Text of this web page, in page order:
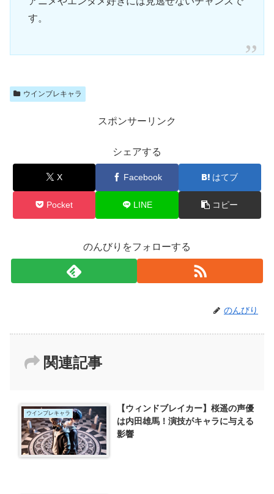
す。
ウインブレキャラ
スポンサーリンク
シェアする
X Facebook はてブ
Pocket LINE コピー
のんびりをフォローする
のんびり
関連記事
ウインブレキャラ
【ウィンドブレイカー】桜遥の声優
は内田雄馬！演技がキャラに与える
影響